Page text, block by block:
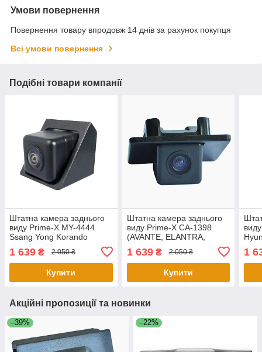
Умови повернення
Повернення товару впродовж 14 днів за рахунок покупця
Всі умови повернення
Подібні товари компанії
Штатна камера заднього
виду Prime-X MY-4444
Ssang Yong Korando
1 639 ₴ 2 050 ₴
Купити
Штатна камера заднього
виду Prime-X СА-1398
(AVANTE, ELANTRA,
OPTIMA, SSANG YONG,
GEELY)
1 639₴ 2 050 ₴
Купити
1
Акційні пропозиції та новинки
–39% –22%